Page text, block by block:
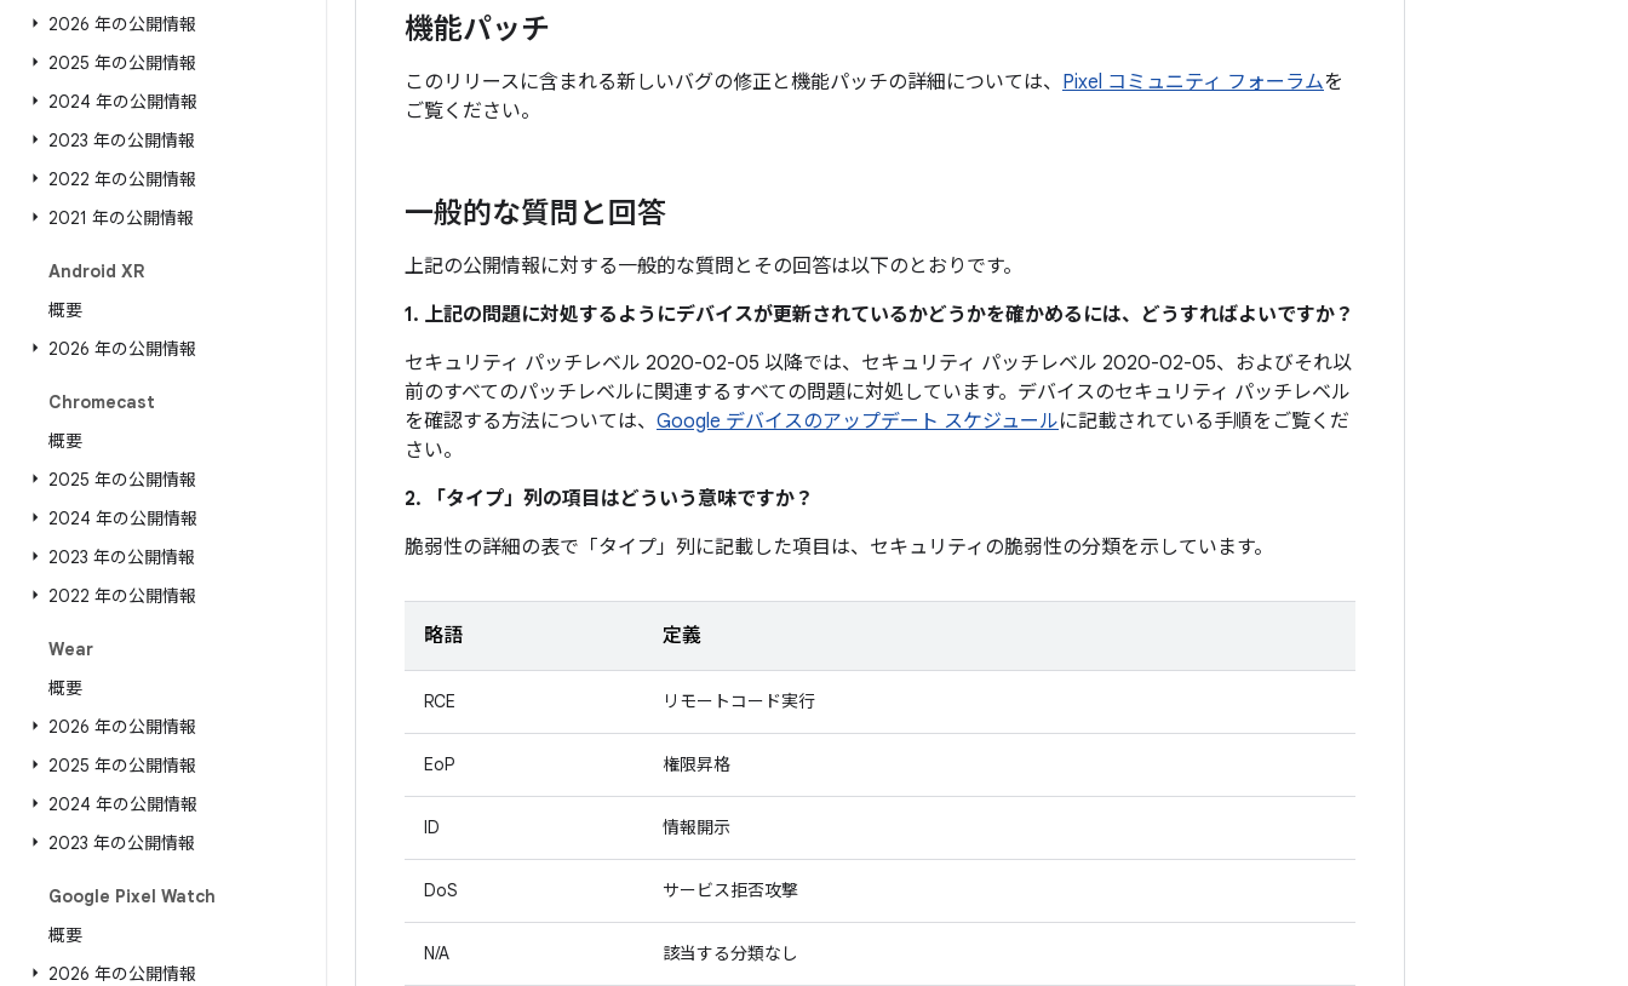
2026 年の公開情報
2025 年の公開情報
2024 年の公開情報
2023 年の公開情報
2022 年の公開情報
2021 年の公開情報
Android XR
概要
2026 年の公開情報
Chromecast
概要
2025 年の公開情報
2024 年の公開情報
2023 年の公開情報
2022 年の公開情報
Wear
概要
2026 年の公開情報
2025 年の公開情報
2024 年の公開情報
2023 年の公開情報
Google Pixel Watch
概要
2026 年の公開情報
機能パッチ
このリリースに含まれる新しいバグの修正と機能パッチの詳細については、 Pixel コミュニティ フォーラムを
ご覧ください。
一般的な質問と回答
上記の公開情報に対する一般的な質問とその回答は以下のとおりです。
1. 上記の問題に対処するようにデバイスが更新されているかどうかを確かめるには、どうすればよいですか？
セキュリティ パッチレベル 2020-02-05 以降では、セキュリティ パッチレベル 2020-02-05、およびそれ以
前のすべてのパッチレベルに関連するすべての問題に対処しています。デバイスのセキュリティ パッチレベル
を確認する方法については、 Google デバイスのアップデート スケジュールに記載されている手順をご覧くだ
さい。
2. 「タイプ」 列の項目はどういう意味ですか？
脆弱性の詳細の表で「タイプ」 列に記載した項目は、セキュリティの脆弱性の分類を示しています。
略語 定義
RCE リモートコード実行
EoP 権限昇格
ID 情報開示
DoS サービス拒否攻撃
N/A 該当する分類なし